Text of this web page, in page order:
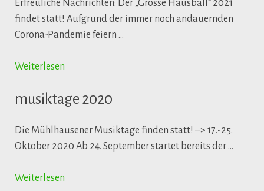
Erfreuliche Nachrichten: Der „Grosse Hausball“ 2021
findet statt! Aufgrund der immer noch andauernden
Corona-Pandemie feiern …
Weiterlesen
musiktage 2020
Die Mühlhausener Musiktage finden statt! –> 17.-25.
Oktober 2020 Ab 24. September startet bereits der …
Weiterlesen